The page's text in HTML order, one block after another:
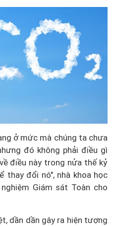
ở mức mà chúng ta chưa
đó không phải điều gì
điều này trong nửa thế kỷ
thay đổi nó", nhà khoa học
Giám sát Toàn cho
dần dần gây ra hiện tượng